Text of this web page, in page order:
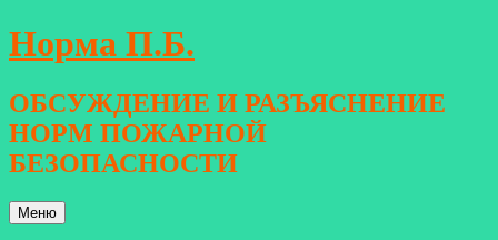
Перейти
к
Норма П.Б.
ОБСУЖДЕНИЕ И РАЗЪЯСНЕНИЕ
НОРМ ПОЖАРНОЙ
БЕЗОПАСНОСТИ
Меню